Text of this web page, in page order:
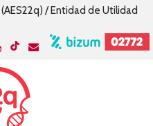
/ Entidad de Utilidad